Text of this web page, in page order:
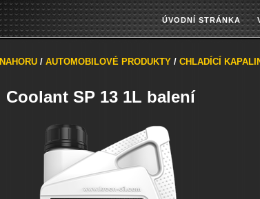
ÚVODNÍ STRÁNKA
NAHORU / AUTOMOBILOVÉ PRODUKTY / CHLADÍCÍ
Coolant SP 13 1L balení